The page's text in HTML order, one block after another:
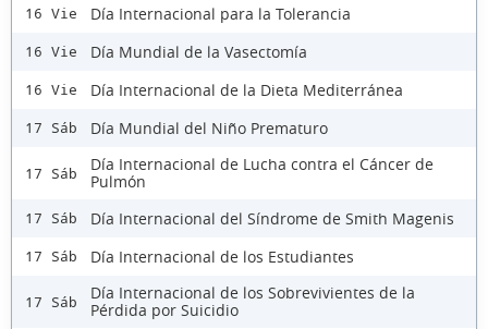
16 Vie Día Internacional para la Tolerancia
16 Vie Día Mundial de la Vasectomía
16 Vie Día Internacional de la Dieta Mediterránea
17 Sáb Día Mundial del Niño Prematuro
17 Sáb
Día Internacional de Lucha contra el Cáncer de
Pulmón
17 Sáb Día Internacional del Síndrome de Smith Magenis
17 Sáb Día Internacional de los Estudiantes
17 Sáb
Día Internacional de los Sobrevivientes de la
Pérdida por Suicidio